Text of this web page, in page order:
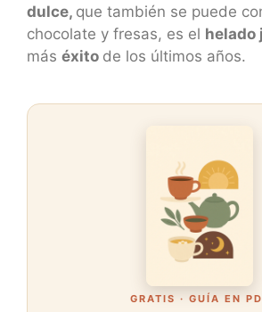
dulce, que también se puede
chocolate y fresas, es el helado
más éxito de los últimos años.
GRATIS · GUÍA EN